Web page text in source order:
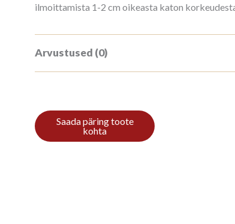
ilmoittamista 1-2 cm oikeasta katon
Arvustused (0)
Ole esimene, kes hindab